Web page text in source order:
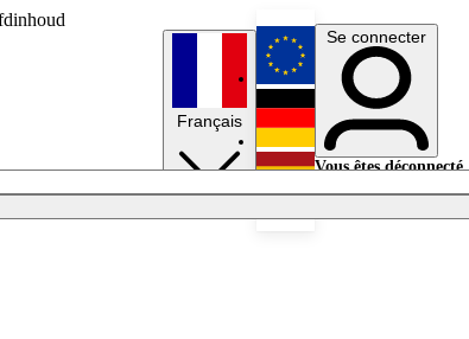
Français
English
Deutsch
Se connecter
Vous êtes déconnecté.